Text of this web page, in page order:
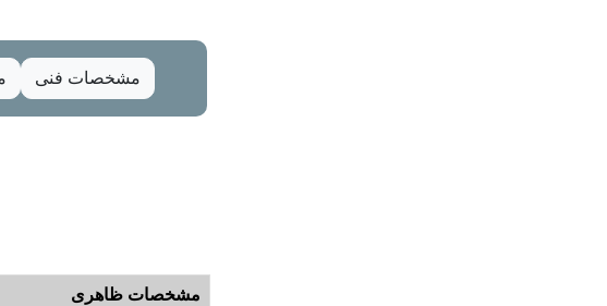
مشخصات فنی
مشخصات ظاهری